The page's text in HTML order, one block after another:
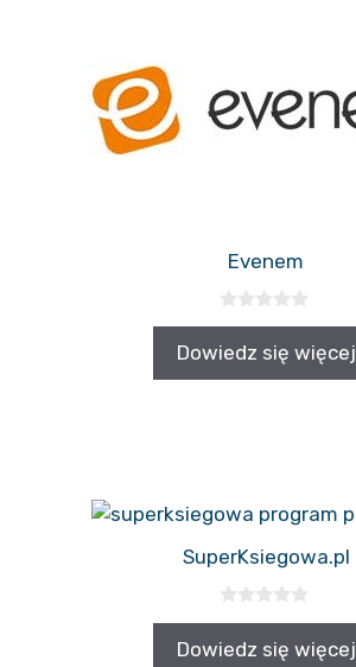
Evenem
0
5
Dowiedz się więcej
SuperKsiegowa.pl
5
Dowiedz się więcej